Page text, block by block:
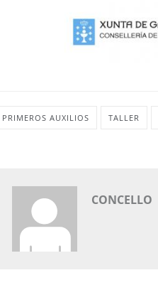
PRIMEROS AUXILIOS TALLER
CONCELLO